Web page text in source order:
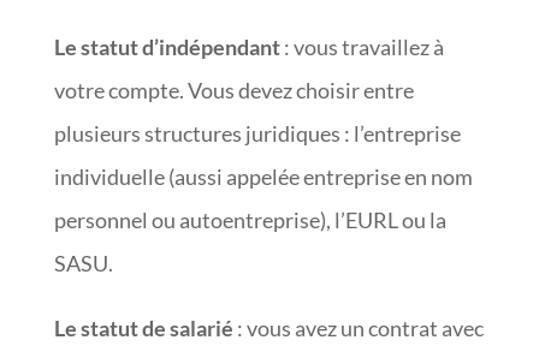
Le statut d’indépendant: vous travaillez à
votre compte. Vous devez choisir entre
plusieurs structures juridiques : l’entreprise
individuelle (aussi appelée entreprise en nom
personnel ou autoentreprise), l’EURL ou la
SASU.
Le statut de salarié : vous avez un contrat avec